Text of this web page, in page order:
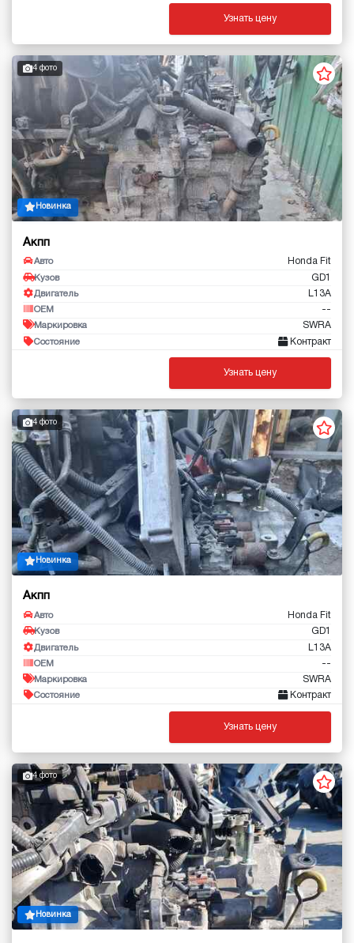
Узнать цену
4 фото
Новинка
Акпп
Авто Honda Fit
Кузов GD1
Двигатель L13A
OEM --
Маркировка SWRA
Состояние Контракт
Узнать цену
4 фото
Новинка
Акпп
Авто Honda Fit
Кузов GD1
Двигатель L13A
OEM --
Маркировка SWRA
Состояние Контракт
Узнать цену
4 фото
Новинка